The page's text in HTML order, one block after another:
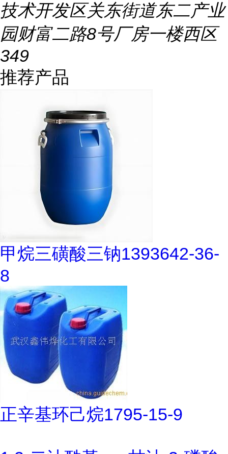
技术开发区关东街道东二产业
园财富二路8号厂房一楼西区
349
推荐产品
甲烷三磺酸三钠1393642-36-
8
正辛基环己烷1795-15-9